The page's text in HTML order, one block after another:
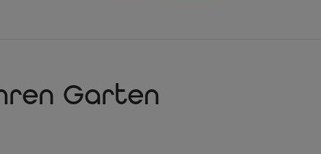
Garten